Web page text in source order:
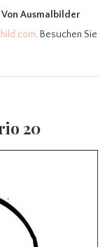
Von Ausmalbilder
. Besuchen Sie
20